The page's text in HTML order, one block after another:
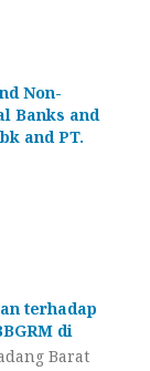
Non-
Banks and
and PT.
terhadap
di
Barat